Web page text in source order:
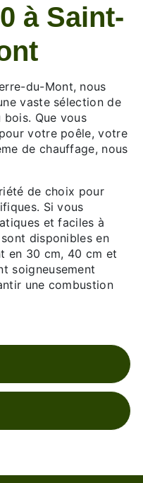
à Saint-
du-Mont, nous
vaste sélection de
Que vous
votre poêle, votre
de chauffage, nous
de choix pour
Si vous
et faciles à
disponibles en
en 30 cm, 40 cm et
soigneusement
une combustion